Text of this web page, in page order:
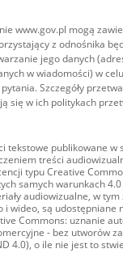
www.gov.pl mogą
z odnośnika
jego danych
w wiadomości) w
Szczegóły
się w ich politykach
tekstowe publikowane w
treści
typu Creative
samych warunkach 4.0
audiowizualne, w
i wideo, są udostępniane
Commons: uznanie
- bez utworów
4.0), o ile nie jest to